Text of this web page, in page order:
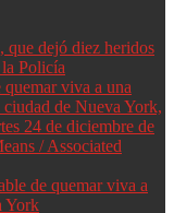
que dejó diez heridos
Policía
de quemar viva a
York